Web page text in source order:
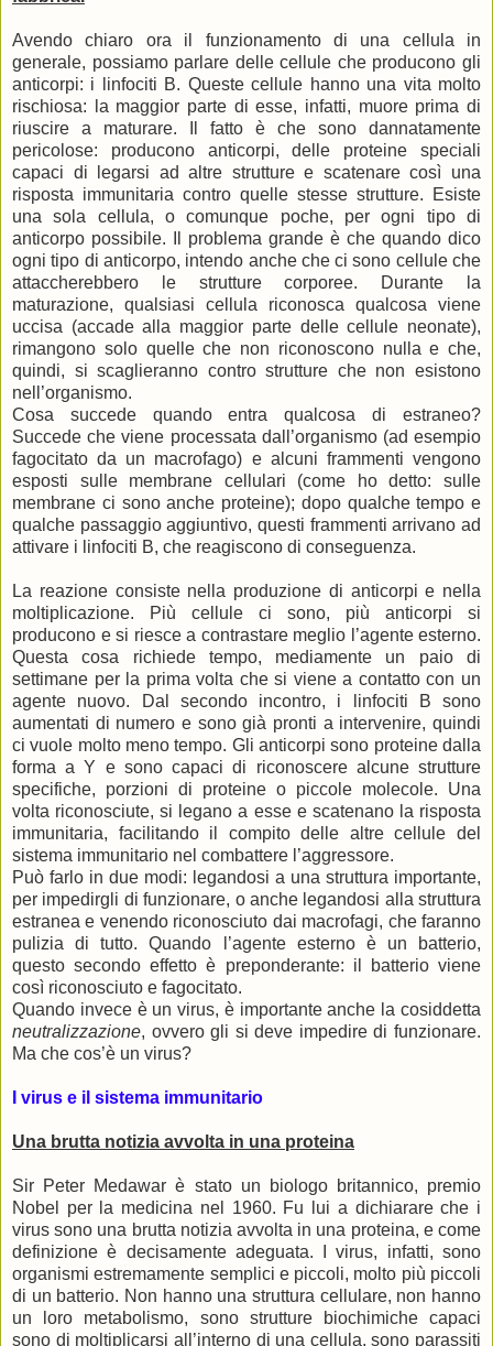
Avendo chiaro ora il funzionamento di una cellula in
generale, possiamo parlare delle cellule che producono gli
anticorpi: i linfociti B. Queste cellule hanno una vita molto
rischiosa: la maggior parte di esse, infatti, muore prima di
riuscire a maturare. Il fatto è che sono dannatamente
pericolose: producono anticorpi, delle proteine speciali
capaci di legarsi ad altre strutture e scatenare così una
risposta immunitaria contro quelle stesse strutture. Esiste
una sola cellula, o comunque poche, per ogni tipo di
anticorpo possibile. Il problema grande è che quando dico
ogni tipo di anticorpo, intendo anche che ci sono cellule che
attaccherebbero le strutture corporee. Durante la
maturazione, qualsiasi cellula riconosca qualcosa viene
uccisa (accade alla maggior parte delle cellule neonate),
rimangono solo quelle che non riconoscono nulla e che,
quindi, si scaglieranno contro strutture che non esistono
nell’organismo.
Cosa succede quando entra qualcosa di estraneo?
Succede che viene processata dall’organismo (ad esempio
fagocitato da un macrofago) e alcuni frammenti vengono
esposti sulle membrane cellulari (come ho detto: sulle
membrane ci sono anche proteine); dopo qualche tempo e
qualche passaggio aggiuntivo, questi frammenti arrivano ad
attivare i linfociti B, che reagiscono di conseguenza.
La reazione consiste nella produzione di anticorpi e nella
moltiplicazione. Più cellule ci sono, più anticorpi si
producono e si riesce a contrastare meglio l’agente esterno.
Questa cosa richiede tempo, mediamente un paio di
settimane per la prima volta che si viene a contatto con un
agente nuovo. Dal secondo incontro, i linfociti B sono
aumentati di numero e sono già pronti a intervenire, quindi
ci vuole molto meno tempo. Gli anticorpi sono proteine dalla
forma a Y e sono capaci di riconoscere alcune strutture
specifiche, porzioni di proteine o piccole molecole. Una
volta riconosciute, si legano a esse e scatenano la risposta
immunitaria, facilitando il compito delle altre cellule del
sistema immunitario nel combattere l’aggressore.
Può farlo in due modi: legandosi a una struttura importante,
per impedirgli di funzionare, o anche legandosi alla struttura
estranea e venendo riconosciuto dai macrofagi, che faranno
pulizia di tutto. Quando l’agente esterno è un batterio,
questo secondo effetto è preponderante: il batterio viene
così riconosciuto e fagocitato.
Quando invece è un virus, è importante anche la cosiddetta
neutralizzazione, ovvero gli si deve impedire di funzionare.
Ma che cos’è un virus?
I virus e il sistema immunitario
Una brutta notizia avvolta in una proteina
Sir Peter Medawar è stato un biologo britannico, premio
Nobel per la medicina nel 1960. Fu lui a dichiarare che i
virus sono una brutta notizia avvolta in una proteina, e come
definizione è decisamente adeguata. I virus, infatti, sono
organismi estremamente semplici e piccoli, molto più piccoli
di un batterio. Non hanno una struttura cellulare, non hanno
un loro metabolismo, sono strutture biochimiche capaci
sono di moltiplicarsi all’interno di una cellula, sono parassiti